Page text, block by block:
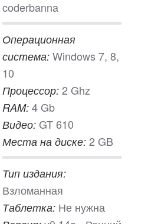
coderbanna
Операционная
система: Windows 7, 8,
10
Процессор: 2 Ghz
RAM: 4 Gb
Видео: GT 610
Места на диске: 2 GB
Тип издания:
Взломанная
Таблетка: Не нужна